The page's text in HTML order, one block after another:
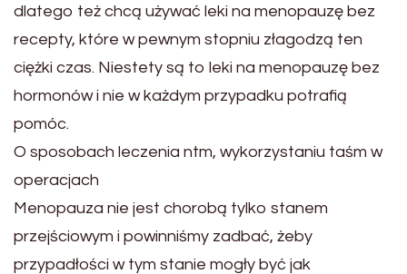
dlatego też chcą używać leki na menopauzę bez
recepty, które w pewnym stopniu złagodzą ten
ciężki czas. Niestety są to leki na menopauzę bez
hormonów i nie w każdym przypadku potrafią
pomóc.
O sposobach leczenia ntm, wykorzystaniu taśm w
operacjach
Menopauza nie jest chorobą tylko stanem
przejściowym i powinniśmy zadbać, żeby
przypadłości w tym stanie mogły być jak